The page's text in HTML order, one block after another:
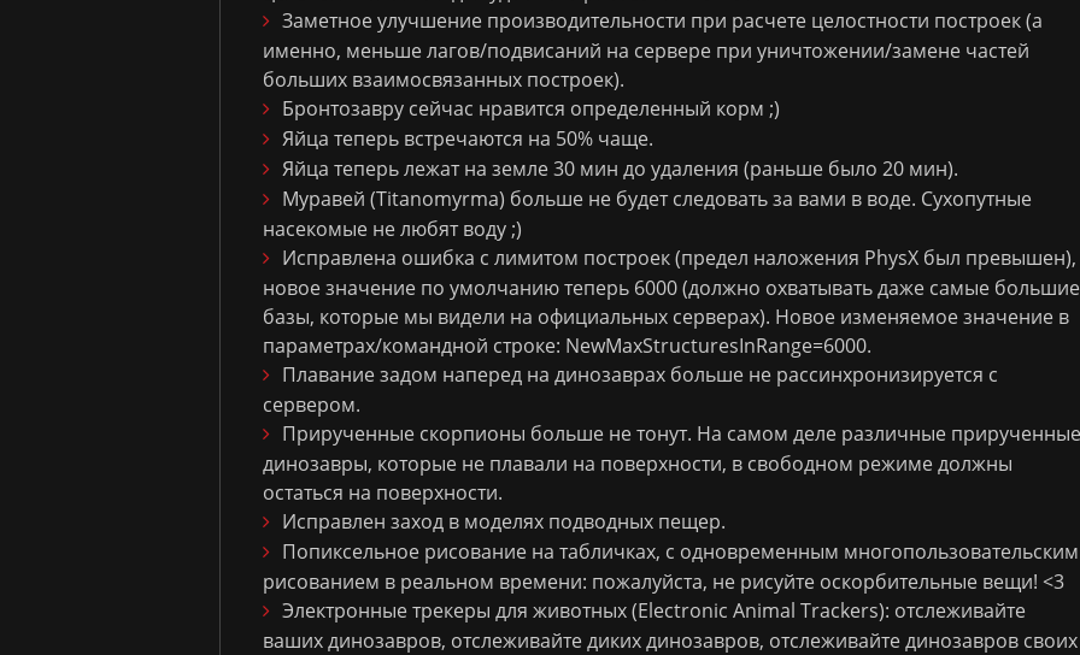
Заметное улучшение производительности при расчете целостности построек (а
именно, меньше лагов/подвисаний на сервере при уничтожении/замене частей
больших взаимосвязанных построек).
Бронтозавру сейчас нравится определенный корм ;)
Яйца теперь встречаются на 50% чаще.
Яйца теперь лежат на земле 30 мин до удаления (раньше было 20 мин).
Муравей (Titanomyrma) больше не будет следовать за вами в воде. Сухопутные
насекомые не любят воду ;)
Исправлена ошибка с лимитом построек (предел наложения PhysX был превышен),
новое значение по умолчанию теперь 6000 (должно охватывать даже самые большие
базы, которые мы видели на официальных серверах). Новое изменяемое значение в
параметрах/командной строке: NewMaxStructuresInRange=6000.
Плавание задом наперед на динозаврах больше не рассинхронизируется с
сервером.
Прирученные скорпионы больше не тонут. На самом деле различные прирученные
динозавры, которые не плавали на поверхности, в свободном режиме должны
остаться на поверхности.
Исправлен заход в моделях подводных пещер.
Попиксельное рисование на табличках, с одновременным многопользовательским
рисованием в реальном времени: пожалуйста, не рисуйте оскорбительные вещи! <3
Электронные трекеры для животных (Electronic Animal Trackers): отслеживайте
ваших динозавров, отслеживайте диких динозавров, отслеживайте динозавров своих